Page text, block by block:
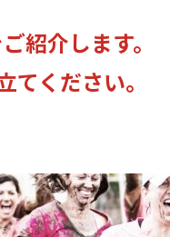
介します。
ください。